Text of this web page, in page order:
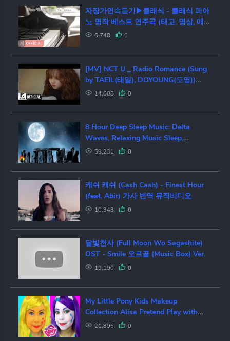
자장가연속듣기▶클래식 - 클래식 피아
노 명작 베스트 연주곡 (태교, 명상, 매장
카페 음악, 불면증 자장가 명곡 모음)
6,748 0
[MV] NCT U _ Radio Romance (Sung
by TAEIL(태일), DOYOUNG(도영))
(RADIO ROMANCE(라디오로맨스)
14,608 0
8 Hour Deep Sleep Music: Delta
Waves, Relaxing Music Sleep,
Sleeping Music, Sleep Meditation,
59,231 0
캐쉬 캐쉬 (Cash Cash) - Finest Hour
(feat. Abir) 가사 번역 뮤직비디오
10,343 0
달빛천사 (Full Moon Wo Sagashite)
OST - Smile 오르골 (Music Box) Ver.
19,190 0
My Little Pony Kids Makeup
Collection Alisa Pretend Play with
Equestria Girl Doll & Draw Toys
21,895 0